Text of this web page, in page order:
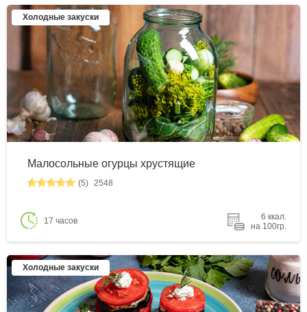
Холодные закуски
Малосольные огурцы хрустящие
(5) 2548
17 часов
6 ккал.
на 100гр.
Холодные закуски